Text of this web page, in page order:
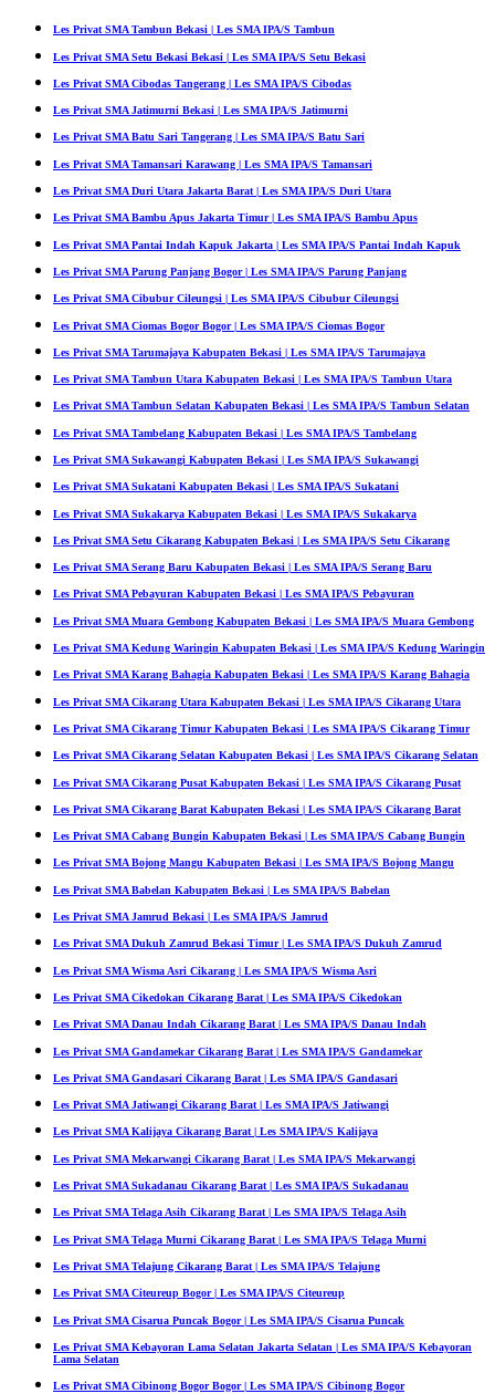
Les Privat SMA Tambun Bekasi | Les SMA IPA/S Tambun
Les Privat SMA Setu Bekasi Bekasi | Les SMA IPA/S Setu Bekasi
Les Privat SMA Cibodas Tangerang | Les SMA IPA/S Cibodas
Les Privat SMA Jatimurni Bekasi | Les SMA IPA/S Jatimurni
Les Privat SMA Batu Sari Tangerang | Les SMA IPA/S Batu Sari
Les Privat SMA Tamansari Karawang | Les SMA IPA/S Tamansari
Les Privat SMA Duri Utara Jakarta Barat | Les SMA IPA/S Duri Utara
Les Privat SMA Bambu Apus Jakarta Timur | Les SMA IPA/S Bambu Apus
Les Privat SMA Pantai Indah Kapuk Jakarta | Les SMA IPA/S Pantai Indah Kapuk
Les Privat SMA Parung Panjang Bogor | Les SMA IPA/S Parung Panjang
Les Privat SMA Cibubur Cileungsi | Les SMA IPA/S Cibubur Cileungsi
Les Privat SMA Ciomas Bogor Bogor | Les SMA IPA/S Ciomas Bogor
Les Privat SMA Tarumajaya Kabupaten Bekasi | Les SMA IPA/S Tarumajaya
Les Privat SMA Tambun Utara Kabupaten Bekasi | Les SMA IPA/S Tambun Utara
Les Privat SMA Tambun Selatan Kabupaten Bekasi | Les SMA IPA/S Tambun Selatan
Les Privat SMA Tambelang Kabupaten Bekasi | Les SMA IPA/S Tambelang
Les Privat SMA Sukawangi Kabupaten Bekasi | Les SMA IPA/S Sukawangi
Les Privat SMA Sukatani Kabupaten Bekasi | Les SMA IPA/S Sukatani
Les Privat SMA Sukakarya Kabupaten Bekasi | Les SMA IPA/S Sukakarya
Les Privat SMA Setu Cikarang Kabupaten Bekasi | Les SMA IPA/S Setu Cikarang
Les Privat SMA Serang Baru Kabupaten Bekasi | Les SMA IPA/S Serang Baru
Les Privat SMA Pebayuran Kabupaten Bekasi | Les SMA IPA/S Pebayuran
Les Privat SMA Muara Gembong Kabupaten Bekasi | Les SMA IPA/S Muara Gembong
Les Privat SMA Kedung Waringin Kabupaten Bekasi | Les SMA IPA/S Kedung Waringin
Les Privat SMA Karang Bahagia Kabupaten Bekasi | Les SMA IPA/S Karang Bahagia
Les Privat SMA Cikarang Utara Kabupaten Bekasi | Les SMA IPA/S Cikarang Utara
Les Privat SMA Cikarang Timur Kabupaten Bekasi | Les SMA IPA/S Cikarang Timur
Les Privat SMA Cikarang Selatan Kabupaten Bekasi | Les SMA IPA/S Cikarang Selatan
Les Privat SMA Cikarang Pusat Kabupaten Bekasi | Les SMA IPA/S Cikarang Pusat
Les Privat SMA Cikarang Barat Kabupaten Bekasi | Les SMA IPA/S Cikarang Barat
Les Privat SMA Cabang Bungin Kabupaten Bekasi | Les SMA IPA/S Cabang Bungin
Les Privat SMA Bojong Mangu Kabupaten Bekasi | Les SMA IPA/S Bojong Mangu
Les Privat SMA Babelan Kabupaten Bekasi | Les SMA IPA/S Babelan
Les Privat SMA Jamrud Bekasi | Les SMA IPA/S Jamrud
Les Privat SMA Dukuh Zamrud Bekasi Timur | Les SMA IPA/S Dukuh Zamrud
Les Privat SMA Wisma Asri Cikarang | Les SMA IPA/S Wisma Asri
Les Privat SMA Cikedokan Cikarang Barat | Les SMA IPA/S Cikedokan
Les Privat SMA Danau Indah Cikarang Barat | Les SMA IPA/S Danau Indah
Les Privat SMA Gandamekar Cikarang Barat | Les SMA IPA/S Gandamekar
Les Privat SMA Gandasari Cikarang Barat | Les SMA IPA/S Gandasari
Les Privat SMA Jatiwangi Cikarang Barat | Les SMA IPA/S Jatiwangi
Les Privat SMA Kalijaya Cikarang Barat | Les SMA IPA/S Kalijaya
Les Privat SMA Mekarwangi Cikarang Barat | Les SMA IPA/S Mekarwangi
Les Privat SMA Sukadanau Cikarang Barat | Les SMA IPA/S Sukadanau
Les Privat SMA Telaga Asih Cikarang Barat | Les SMA IPA/S Telaga Asih
Les Privat SMA Telaga Murni Cikarang Barat | Les SMA IPA/S Telaga Murni
Les Privat SMA Telajung Cikarang Barat | Les SMA IPA/S Telajung
Les Privat SMA Citeureup Bogor | Les SMA IPA/S Citeureup
Les Privat SMA Cisarua Puncak Bogor | Les SMA IPA/S Cisarua Puncak
Les Privat SMA Kebayoran Lama Selatan Jakarta Selatan | Les SMA IPA/S Kebayoran
Lama Selatan
Les Privat SMA Cibinong Bogor Bogor | Les SMA IPA/S Cibinong Bogor